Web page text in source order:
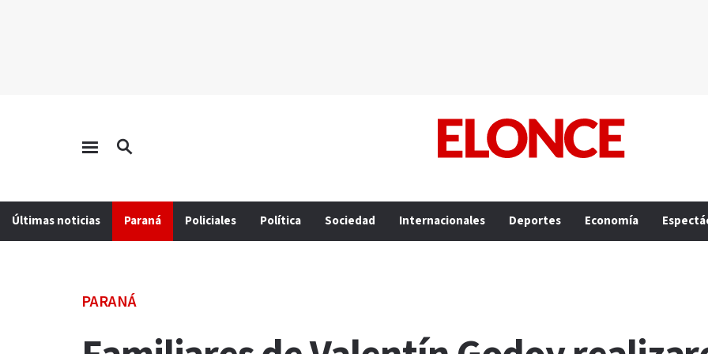
Últimas noticias Paraná Policiales Política Sociedad Internacionales Deportes Economía
PARANÁ